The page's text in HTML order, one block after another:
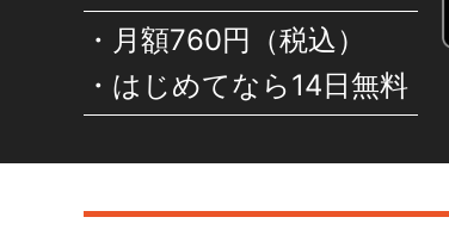
月額760円（税込）
はじめてなら14日無料